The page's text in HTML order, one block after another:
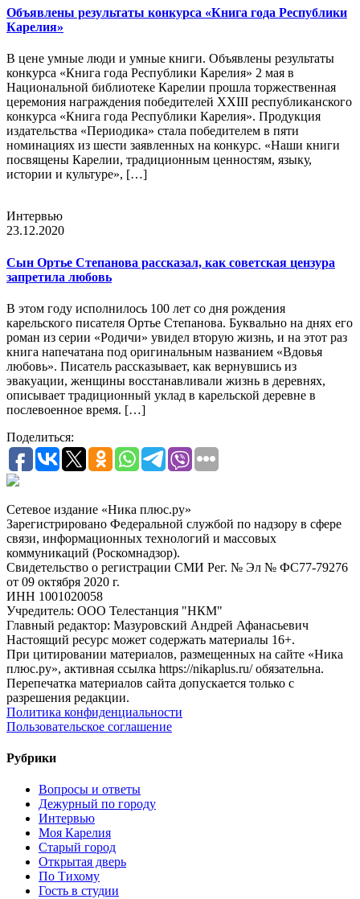
Объявлены результаты конкурса «Книга года Республики
Карелия»
В цене умные люди и умные книги. Объявлены результаты
конкурса «Книга года Республики Карелия» 2 мая в
Национальной библиотеке Карелии прошла торжественная
церемония награждения победителей XXIII республиканского
конкурса «Книга года Республики Карелия». Продукция
издательства «Периодика» стала победителем в пяти
номинациях из шести заявленных на конкурс. «Наши книги
посвящены Карелии, традиционным ценностям, языку,
истории и культуре», […]
Интервью
23.12.2020
Сын Ортье Степанова рассказал, как советская цензура
запретила любовь
В этом году исполнилось 100 лет со дня рождения
карельского писателя Ортье Степанова. Буквально на днях его
роман из серии «Родичи» увидел вторую жизнь, и на этот раз
книга напечатана под оригинальным названием «Вдовья
любовь». Писатель рассказывает, как вернувшись из
эвакуации, женщины восстанавливали жизнь в деревнях,
описывает традиционный уклад в карельской деревне в
послевоенное время. […]
Поделиться:
Сетевое издание «Ника плюс.ру»
Зарегистрировано Федеральной службой по надзору в сфере
связи, информационных технологий и массовых
коммуникаций (Роскомнадзор).
Свидетельство о регистрации СМИ Рег. № Эл № ФС77-79276
от 09 октября 2020 г.
ИНН 1001020058
Учредитель: ООО Телестанция "НКМ"
Главный редактор: Мазуровский Андрей Афанасьевич
Настоящий ресурс может содержать материалы 16+.
При цитировании материалов, размещенных на сайте «Ника
плюс.ру», активная ссылка https://nikaplus.ru/ обязательна.
Перепечатка материалов сайта допускается только с
разрешения редакции.
Политика конфиденциальности
Пользовательское соглашение
Рубрики
Вопросы и ответы
Дежурный по городу
Интервью
Моя Карелия
Старый город
Открытая дверь
По Тихому
Гость в студии